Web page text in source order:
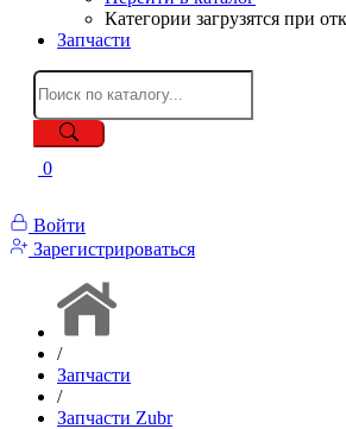
Категории загрузятся при
Запчасти
0
Войти
Зарегистрироваться
/
Запчасти
/
Запчасти Zubr